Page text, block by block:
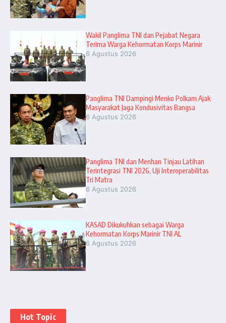
Wakil Panglima TNI dan Pejabat Negara
Terima Warga Kehormatan Korps Marinir
6 Agustus 2026
Panglima TNI Dampingi Menko Polkam Ajak
Masyarakat Jaga Kondusivitas Bangsa
6 Agustus 2026
Panglima TNI dan Menhan Tinjau Latihan
Terintegrasi TNI 2026, Uji Interoperabilitas
Tri Matra
6 Agustus 2026
KASAD Dikukuhkan sebagai Warga
Kehormatan Korps Marinir TNI AL
6 Agustus 2026
Hot Topic